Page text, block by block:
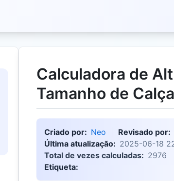
Calculadora de
Tamanho de
Criado por: Neo Revisado por:
Última atualização: 2025-06-18
Total de vezes calculadas: 2976
Etiqueta: